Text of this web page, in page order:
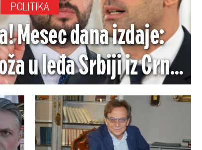
POLITIKA
Mesec dana izdaje:
u leđa Srbiji iz Crne
Gore